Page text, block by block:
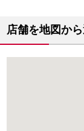
店舗を地図か